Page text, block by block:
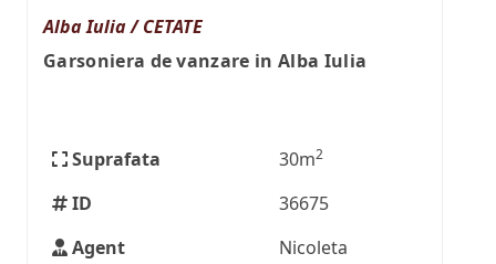
Alba Iulia / CETATE
Garsoniera de vanzare in Alba Iulia
Suprafata 30m2
ID
36675
Agent
Nicoleta